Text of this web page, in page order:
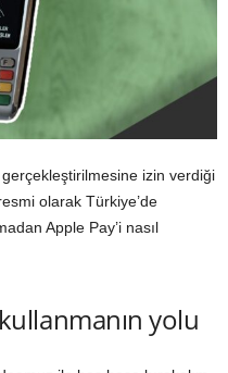
izin verdiği
olarak Türkiye’de
Apple Pay’i nasıl
yolu